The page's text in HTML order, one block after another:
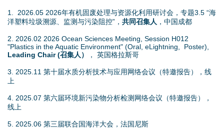
1. 2026.05 2026年有机固废处理与资源化利用研讨会，专题3.5 “海
洋塑料垃圾溯源、监测与污染阻控”， 共同召集人 ，中国成都
2. 2026.02 2026 Ocean Sciences Meeting, Session H012
"Plastics in the Aquatic Environment" (Oral, eLightning, Poster),
Leading Chair (召集人）
， 英国格拉斯哥
3. 2025.11 第十届水质分析技术与应用网络会议（特邀报告），线
上
4. 2025.07 第六届环境新污染物分析检测网络会议（特邀报告），
线上
5. 2025.06 第三届联合国海洋大会，法国尼斯